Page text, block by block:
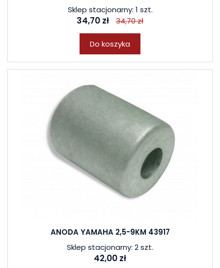
Sklep stacjonarny: 1 szt.
34,70 zł 34,70 zł
Do koszyka
ANODA YAMAHA 2,5-9KM 43917
Sklep stacjonarny: 2 szt.
42,00 zł